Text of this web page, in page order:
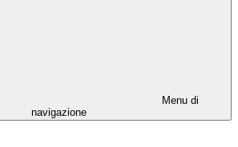
Menu di
navigazione